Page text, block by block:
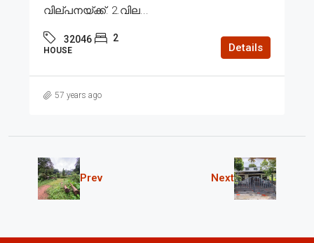
വില്പനയ്ക്ക്. 2.വില...
32046 2
HOUSE Details
57 years ago
Prev Next